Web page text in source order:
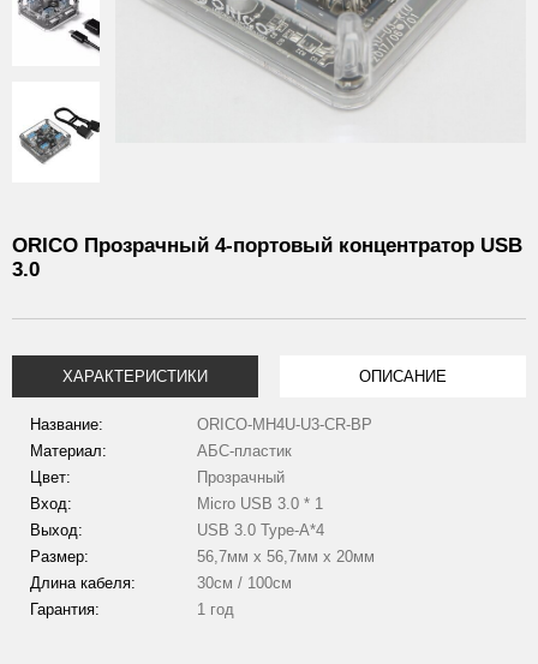
ORICO Прозрачный 4-портовый концентратор USB
3.0
ХАРАКТЕРИСТИКИ ОПИСАНИЕ
Название:
ORICO-MH4U-U3-CR-BP
Материал:
АБС-пластик
Цвет:
Прозрачный
Вход:
Micro USB 3.0 * 1
Выход:
USB 3.0 Type-A*4
Размер:
56,7мм х 56,7мм х 20мм
Длина кабеля:
30см / 100см
Гарантия:
1 год